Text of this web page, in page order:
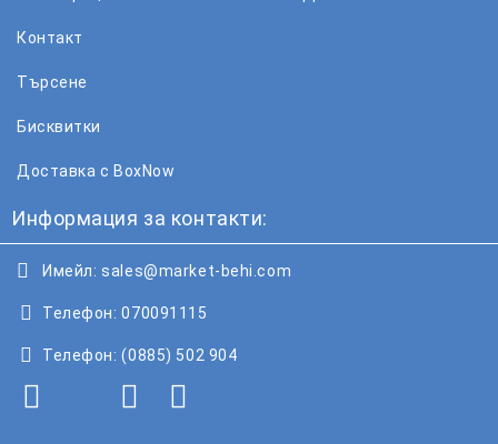
Контакт
Търсене
Бисквитки
Доставка с BoxNow
Информация за контакти:
Имейл: sales@market-behi.com
Телефон: 070091115
Телефон: (0885) 502 904